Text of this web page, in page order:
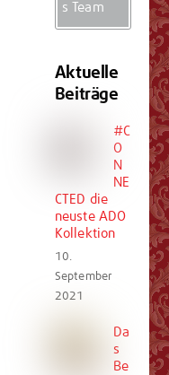
s Team
Aktuelle
Beiträge
#C
O
N
NE
CTED die
neuste ADO
Kollektion
10.
September
2021
Da
s
Be